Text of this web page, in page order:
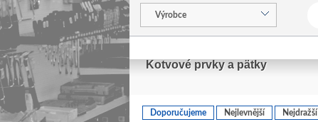
Výrobce
Kotvové prvky a pätky
Doporučujeme Nejlevnější Nejdražší